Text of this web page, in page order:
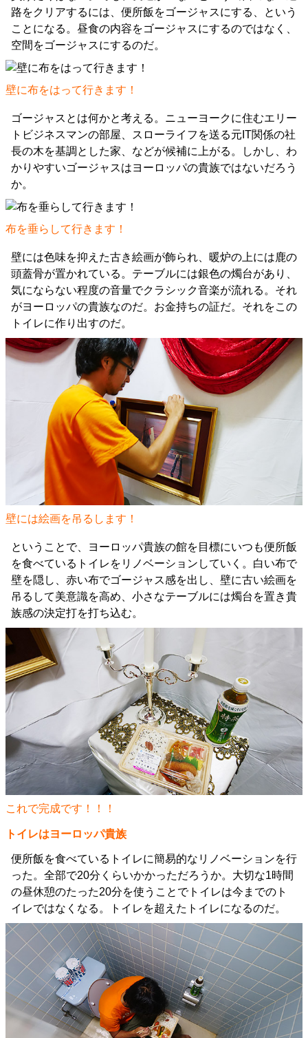
路をクリアするには、便所飯をゴージャスにする、という
ことになる。昼食の内容をゴージャスにするのではなく、
空間をゴージャスにするのだ。
壁に布をはって行きます！
ゴージャスとは何かと考える。ニューヨークに住むエリー
トビジネスマンの部屋、スローライフを送る元IT関係の社
長の木を基調とした家、などが候補に上がる。しかし、わ
かりやすいゴージャスはヨーロッパの貴族ではないだろう
か。
布を垂らして行きます！
壁には色味を抑えた古き絵画が飾られ、暖炉の上には鹿の
頭蓋骨が置かれている。テーブルには銀色の燭台があり、
気にならない程度の音量でクラシック音楽が流れる。それ
がヨーロッパの貴族なのだ。お金持ちの証だ。それをこの
トイレに作り出すのだ。
壁には絵画を吊るします！
ということで、ヨーロッパ貴族の館を目標にいつも便所飯
を食べているトイレをリノベーションしていく。白い布で
壁を隠し、赤い布でゴージャス感を出し、壁に古い絵画を
吊るして美意識を高め、小さなテーブルには燭台を置き貴
族感の決定打を打ち込む。
これで完成です！！！
トイレはヨーロッパ貴族
便所飯を食べているトイレに簡易的なリノベーションを行
った。全部で20分くらいかかっただろうか。大切な1時間
の昼休憩のたった20分を使うことでトイレは今までのト
イレではなくなる。トイレを超えたトイレになるのだ。